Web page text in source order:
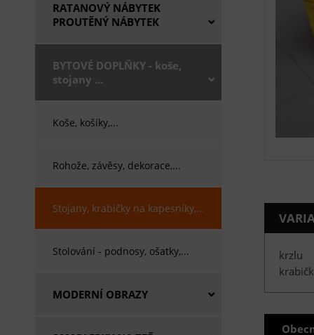
RATANOVÝ NÁBYTEK
PROUTĚNÝ NÁBYTEK
BYTOVÉ DOPLŇKY - koše,
stojany ...
Koše, košíky,...
Rohože, závěsy, dekorace,...
Stojany, krabičky na kapesníky,...
Stolování - podnosy, ošatky,...
MODERNÍ OBRAZY
krzlu